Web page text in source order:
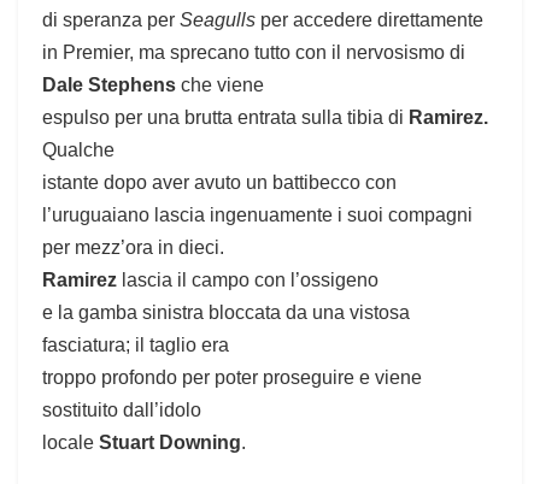
di speranza per Seagulls per accedere direttamente
in Premier, ma sprecano tutto con il nervosismo di
Dale Stephens che viene
espulso per una brutta entrata sulla tibia di Ramirez.
Qualche
istante dopo aver avuto un battibecco con
l’uruguaiano lascia ingenuamente i suoi compagni
per mezz’ora in dieci.
Ramirez lascia il campo con l’ossigeno
e la gamba sinistra bloccata da una vistosa
fasciatura; il taglio era
troppo profondo per poter proseguire e viene
sostituito dall’idolo
locale Stuart Downing.